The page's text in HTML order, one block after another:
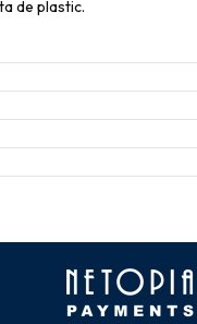
de plastic.